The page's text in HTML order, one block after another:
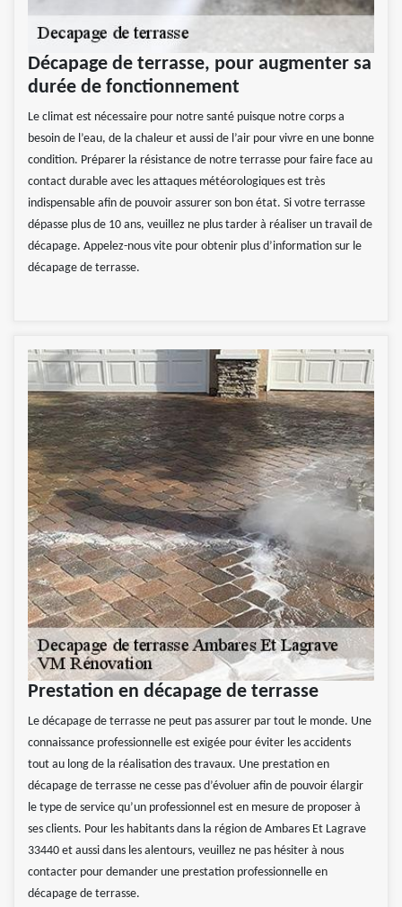
Décapage de terrasse, pour augmenter sa
durée de fonctionnement
Le climat est nécessaire pour notre santé puisque notre corps a
besoin de l’eau, de la chaleur et aussi de l’air pour vivre en une bonne
condition. Préparer la résistance de notre terrasse pour faire face au
contact durable avec les attaques météorologiques est très
indispensable afin de pouvoir assurer son bon état. Si votre terrasse
dépasse plus de 10 ans, veuillez ne plus tarder à réaliser un travail de
décapage. Appelez-nous vite pour obtenir plus d’information sur le
décapage de terrasse.
Prestation en décapage de terrasse
Le décapage de terrasse ne peut pas assurer par tout le monde. Une
connaissance professionnelle est exigée pour éviter les accidents
tout au long de la réalisation des travaux. Une prestation en
décapage de terrasse ne cesse pas d’évoluer afin de pouvoir élargir
le type de service qu’un professionnel est en mesure de proposer à
ses clients. Pour les habitants dans la région de Ambares Et Lagrave
33440 et aussi dans les alentours, veuillez ne pas hésiter à nous
contacter pour demander une prestation professionnelle en
décapage de terrasse.